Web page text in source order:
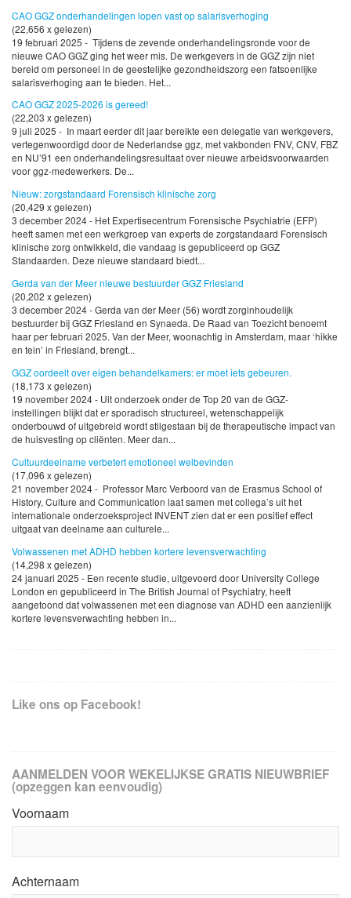
CAO GGZ onderhandelingen lopen vast op salarisverhoging
(22,656 x gelezen)
19 februari 2025 - Tijdens de zevende onderhandelingsronde voor de
nieuwe CAO GGZ ging het weer mis. De werkgevers in de GGZ zijn niet
bereid om personeel in de geestelijke gezondheidszorg een fatsoenlijke
salarisverhoging aan te bieden. Het...
CAO GGZ 2025-2026 is gereed!
(22,203 x gelezen)
9 juli 2025 - In maart eerder dit jaar bereikte een delegatie van werkgevers,
vertegenwoordigd door de Nederlandse ggz, met vakbonden FNV, CNV, FBZ
en NU’91 een onderhandelingsresultaat over nieuwe arbeidsvoorwaarden
voor ggz-medewerkers. De...
Nieuw: zorgstandaard Forensisch klinische zorg
(20,429 x gelezen)
3 december 2024 - Het Expertisecentrum Forensische Psychiatrie (EFP)
heeft samen met een werkgroep van experts de zorgstandaard Forensisch
klinische zorg ontwikkeld, die vandaag is gepubliceerd op GGZ
Standaarden. Deze nieuwe standaard biedt...
Gerda van der Meer nieuwe bestuurder GGZ Friesland
(20,202 x gelezen)
3 december 2024 - Gerda van der Meer (56) wordt zorginhoudelijk
bestuurder bij GGZ Friesland en Synaeda. De Raad van Toezicht benoemt
haar per februari 2025. Van der Meer, woonachtig in Amsterdam, maar ‘hikke
en tein’ in Friesland, brengt...
GGZ oordeelt over eigen behandelkamers: er moet iets gebeuren.
(18,173 x gelezen)
19 november 2024 - Uit onderzoek onder de Top 20 van de GGZ-
instellingen blijkt dat er sporadisch structureel, wetenschappelijk
onderbouwd of uitgebreid wordt stilgestaan bij de therapeutische impact van
de huisvesting op cliënten. Meer dan...
Cultuurdeelname verbetert emotioneel welbevinden
(17,096 x gelezen)
21 november 2024 - Professor Marc Verboord van de Erasmus School of
History, Culture and Communication laat samen met collega’s uit het
internationale onderzoeksproject INVENT zien dat er een positief effect
uitgaat van deelname aan culturele...
Volwassenen met ADHD hebben kortere levensverwachting
(14,298 x gelezen)
24 januari 2025 - Een recente studie, uitgevoerd door University College
London en gepubliceerd in The British Journal of Psychiatry, heeft
aangetoond dat volwassenen met een diagnose van ADHD een aanzienlijk
kortere levensverwachting hebben in...
Like ons op Facebook!
AANMELDEN VOOR WEKELIJKSE GRATIS NIEUWBRIEF
(opzeggen kan eenvoudig)
Voornaam
Achternaam